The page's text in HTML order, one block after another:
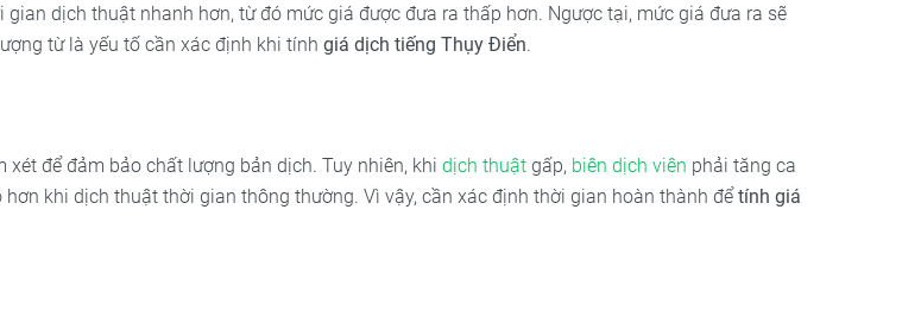
dịch thuật nhanh hơn, từ đó mức giá được đưa ra thấp hơn. Ngược tại, mức giá đưa ra sẽ
từ là yếu tố cần xác định khi tính giá dịch tiếng Thụy Điển.
để đảm bảo chất lượng bản dịch. Tuy nhiên, khi dịch thuật gấp, biên dịch viên phải tăng ca
khi dịch thuật thời gian thông thường. Vì vậy, cần xác định thời gian hoàn thành đểtính giá